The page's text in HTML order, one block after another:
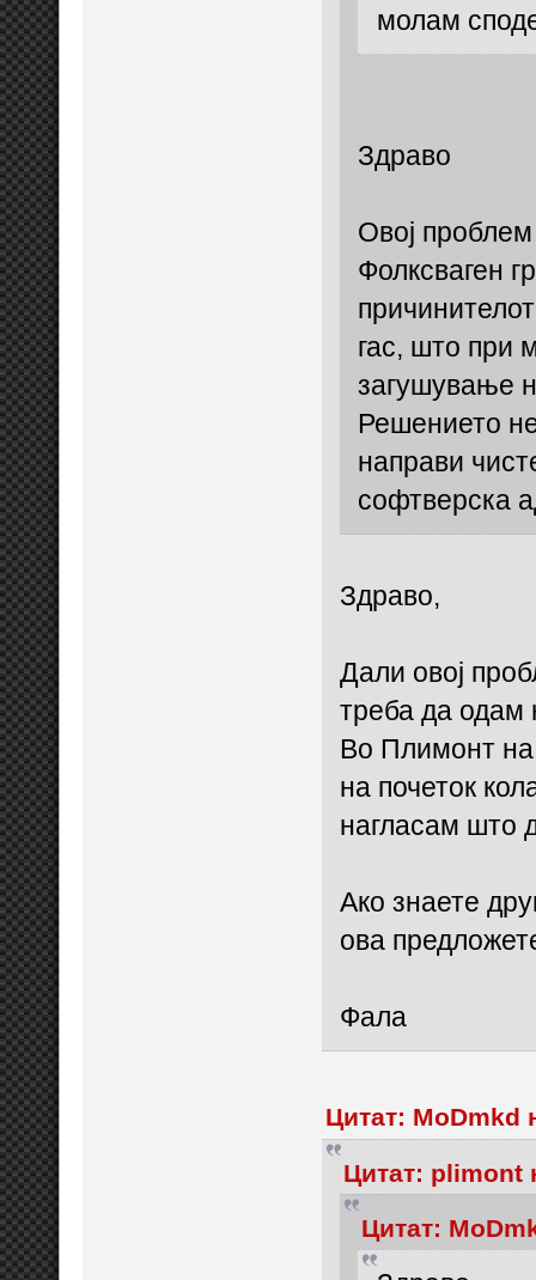
молам
Здраво
Овој проблем
Фолксваген
гас, што при
загушување
Решението
направи
софтверска
Здраво,
Дали овој
треба да одам
Во Плимонт на
на почеток
нагласам што
Ако знаете
ова
Фала
Цитат: MoDmkd
Цитат: plimont
Цитат: